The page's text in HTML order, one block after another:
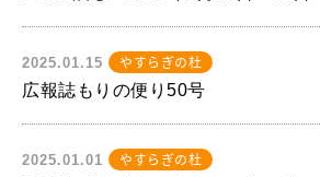
2025.01.15 やすらぎの杜
広報誌もりの便り50号
2025.01.01 やすらぎの杜